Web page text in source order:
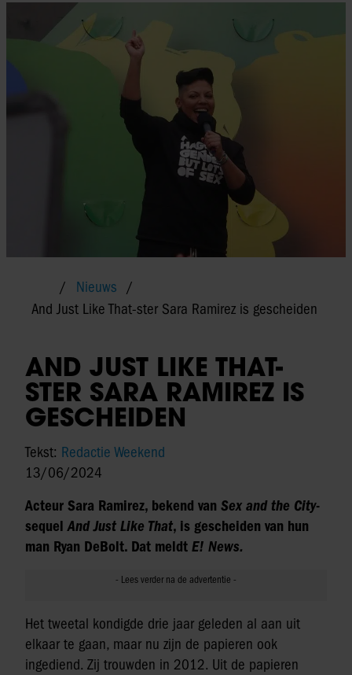
Nieuws
And Just Like That-ster Sara Ramirez is gescheiden
AND JUST LIKE THAT-
STER SARA RAMIREZ IS
GESCHEIDEN
Tekst: Redactie Weekend
13/06/2024
Acteur Sara Ramirez, bekend van Sex and the City-
sequelAnd Just Like That, is gescheiden van hun
man Ryan DeBolt. Dat meldt E! News.
Het tweetal kondigde drie jaar geleden al aan uit
elkaar te gaan, maar nu zijn de papieren ook
ingediend. Zij trouwden in 2012. Uit de papieren